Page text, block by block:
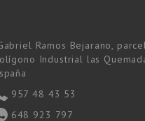
Ramos Bejarano,
Industrial las
957 48 43 53
648 923 797